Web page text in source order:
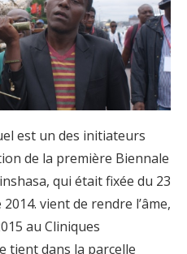
est un des initiateurs
de la première Biennale
qui était fixée du 23
vient de rendre l’âme,
au Cliniques
tient dans la parcelle